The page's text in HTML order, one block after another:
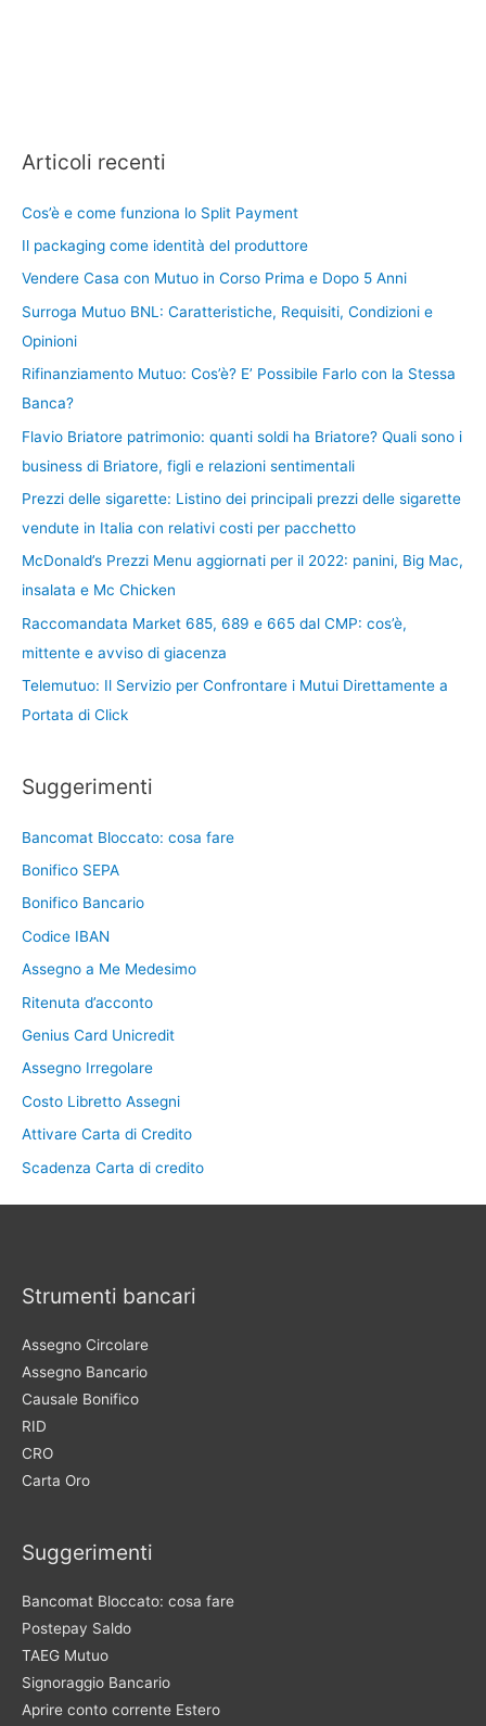
Articoli recenti
Cos’è e come funziona lo Split Payment
Il packaging come identità del produttore
Vendere Casa con Mutuo in Corso Prima e Dopo 5 Anni
Surroga Mutuo BNL: Caratteristiche, Requisiti, Condizioni e
Opinioni
Rifinanziamento Mutuo: Cos’è? E’ Possibile Farlo con la Stessa
Banca?
Flavio Briatore patrimonio: quanti soldi ha Briatore? Quali sono i
business di Briatore, figli e relazioni sentimentali
Prezzi delle sigarette: Listino dei principali prezzi delle sigarette
vendute in Italia con relativi costi per pacchetto
McDonald’s Prezzi Menu aggiornati per il 2022: panini, Big Mac,
insalata e Mc Chicken
Raccomandata Market 685, 689 e 665 dal CMP: cos’è,
mittente e avviso di giacenza
Telemutuo: Il Servizio per Confrontare i Mutui Direttamente a
Portata di Click
Suggerimenti
Bancomat Bloccato: cosa fare
Bonifico SEPA
Bonifico Bancario
Codice IBAN
Assegno a Me Medesimo
Ritenuta d’acconto
Genius Card Unicredit
Assegno Irregolare
Costo Libretto Assegni
Attivare Carta di Credito
Scadenza Carta di credito
Strumenti bancari
Assegno Circolare
Assegno Bancario
Causale Bonifico
RID
CRO
Carta Oro
Suggerimenti
Bancomat Bloccato: cosa fare
Postepay Saldo
TAEG Mutuo
Signoraggio Bancario
Aprire conto corrente Estero